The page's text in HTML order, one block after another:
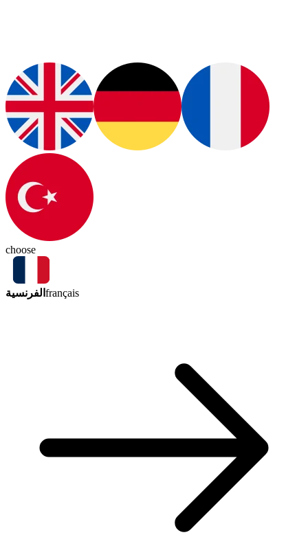
choose
الفرنسية français